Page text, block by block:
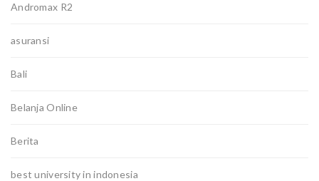
Andromax R2
asuransi
Bali
Belanja Online
Berita
best university in indonesia